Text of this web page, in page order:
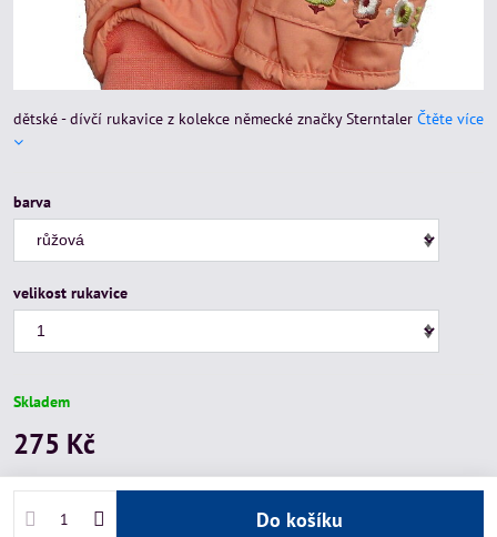
dětské - dívčí rukavice z kolekce německé značky Sterntaler Čtěte více
barva
velikost rukavice
Skladem
275 Kč
Do košíku